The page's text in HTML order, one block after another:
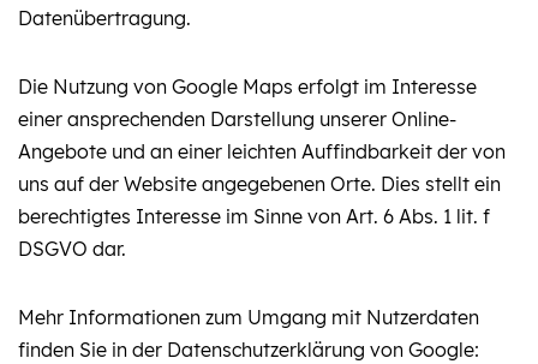
Datenübertragung.
Die Nutzung von Google Maps erfolgt im Interesse
einer ansprechenden Darstellung unserer Online-
Angebote und an einer leichten Auffindbarkeit der von
uns auf der Website angegebenen Orte. Dies stellt ein
berechtigtes Interesse im Sinne von Art. 6 Abs. 1 lit. f
DSGVO dar.
Mehr Informationen zum Umgang mit Nutzerdaten
finden Sie in der Datenschutzerklärung von Google: